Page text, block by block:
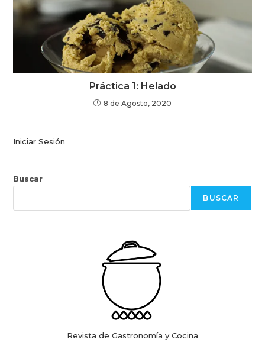
Práctica 1: Helado
8 de Agosto, 2020
Iniciar Sesión
Buscar
BUSCAR
Revista de Gastronomía y Cocina